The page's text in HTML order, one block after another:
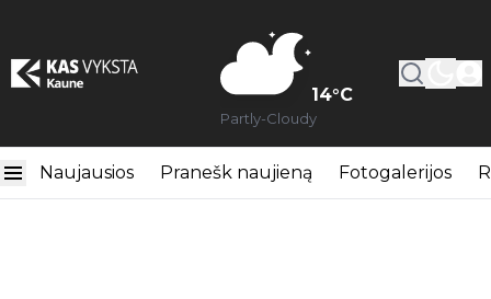
14°C
Partly-Cloudy
Naujausios Pranešk naujieną Fotogalerijos